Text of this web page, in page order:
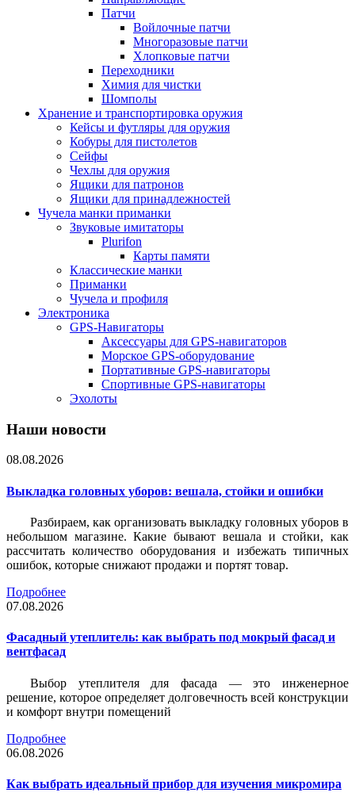
Патчи
Войлочные патчи
Многоразовые патчи
Хлопковые патчи
Переходники
Химия для чистки
Шомполы
Хранение и транспортировка оружия
Кейсы и футляры для оружия
Кобуры для пистолетов
Сейфы
Чехлы для оружия
Ящики для патронов
Ящики для принадлежностей
Чучела манки приманки
Звуковые имитаторы
Plurifon
Карты памяти
Классические манки
Приманки
Чучела и профиля
Электроника
GPS-Навигаторы
Аксессуары для GPS-навигаторов
Морское GPS-оборудование
Портативные GPS-навигаторы
Спортивные GPS-навигаторы
Эхолоты
Наши новости
08.08.2026
Выкладка головных уборов: вешала, стойки и ошибки
Разбираем, как организовать выкладку головных уборов в
небольшом магазине. Какие бывают вешала и стойки, как
рассчитать количество оборудования и избежать типичных
ошибок, которые снижают продажи и портят товар.
Подробнее
07.08.2026
Фасадный утеплитель: как выбрать под мокрый фасад и
вентфасад
Выбор утеплителя для фасада — это инженерное
решение, которое определяет долговечность всей конструкции
и комфорт внутри помещений
Подробнее
06.08.2026
Как выбрать идеальный прибор для изучения микромира